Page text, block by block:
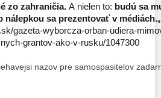
zo zahraničia. A nielen to: budú sa
nálepkou sa prezentovať v médiách.„
gazeta-wyborcza-orban-udiera-
grantov-ako-v-rusku/1047300
nazov pre samospasitelov